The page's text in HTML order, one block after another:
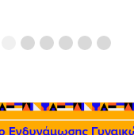
2 3 4 5
6